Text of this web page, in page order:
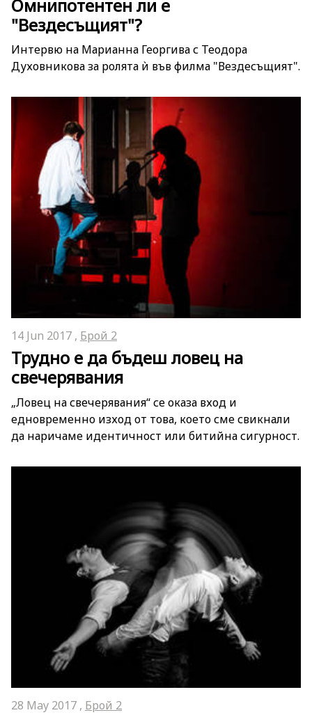
Омнипотентен ли е
"Вездесъщият"?
Интервю на Марианна Георгива с Теодора
Духовникова за ролята ѝ във филма "Вездесъщият".
14 Jun 2017 , Брой 2
Трудно е да бъдеш ловец на
свечерявания
„Ловец на свечерявания“ се оказа вход и
едновременно изход от това, което сме свикнали
да наричаме идентичност или битийна сигурност.
28 May 2017 , Брой 2